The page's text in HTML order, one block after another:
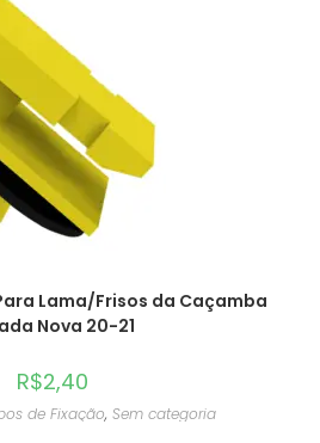
Lama/Frisos da Caçamba
Nova 20-21
R$2,40
de Fixação, Sem categoria